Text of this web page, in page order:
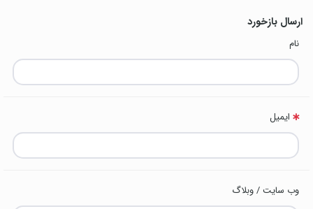
ارسال بازخورد
نام
ایمیل
وب سایت / وبلاگ